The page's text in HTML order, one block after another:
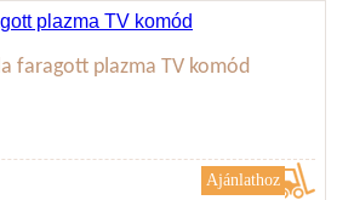
faragott plazma TV komód